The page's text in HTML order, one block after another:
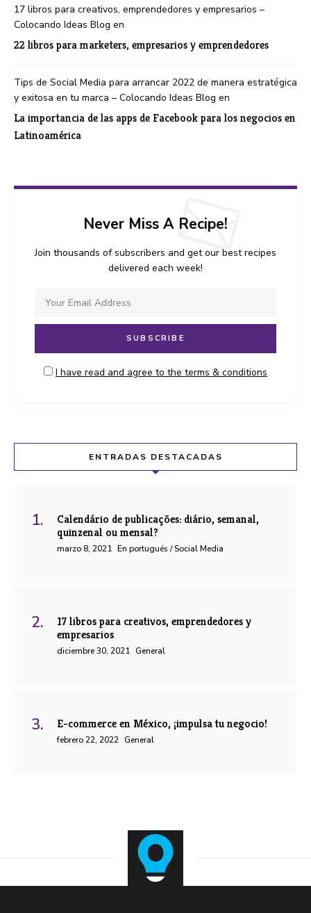
17 libros para creativos, emprendedores y empresarios –
Colocando Ideas Blog en
22 libros para marketers, empresarios y emprendedores
Tips de Social Media para arrancar 2022 de manera estratégica
y exitosa en tu marca – Colocando Ideas Blog en
La importancia de las apps de Facebook para los negocios en
Latinoamérica
Never Miss A Recipe!
Join thousands of subscribers and get our best recipes
delivered each week!
I have read and agree to the terms & conditions
ENTRADAS DESTACADAS
Calendário de publicações: diário, semanal,
quinzenal ou mensal?
marzo 8, 2021 En portugués / Social Media
17 libros para creativos, emprendedores y
empresarios
diciembre 30, 2021 General
E-commerce en México, ¡impulsa tu negocio!
febrero 22, 2022 General